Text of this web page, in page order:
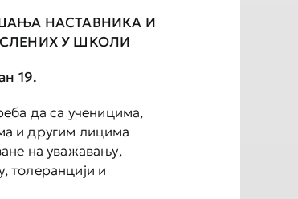
НАСТАВНИКА И
У ШКОЛИ
19.
да са ученицима,
и другим лицима
на уважавању,
толеранцији и